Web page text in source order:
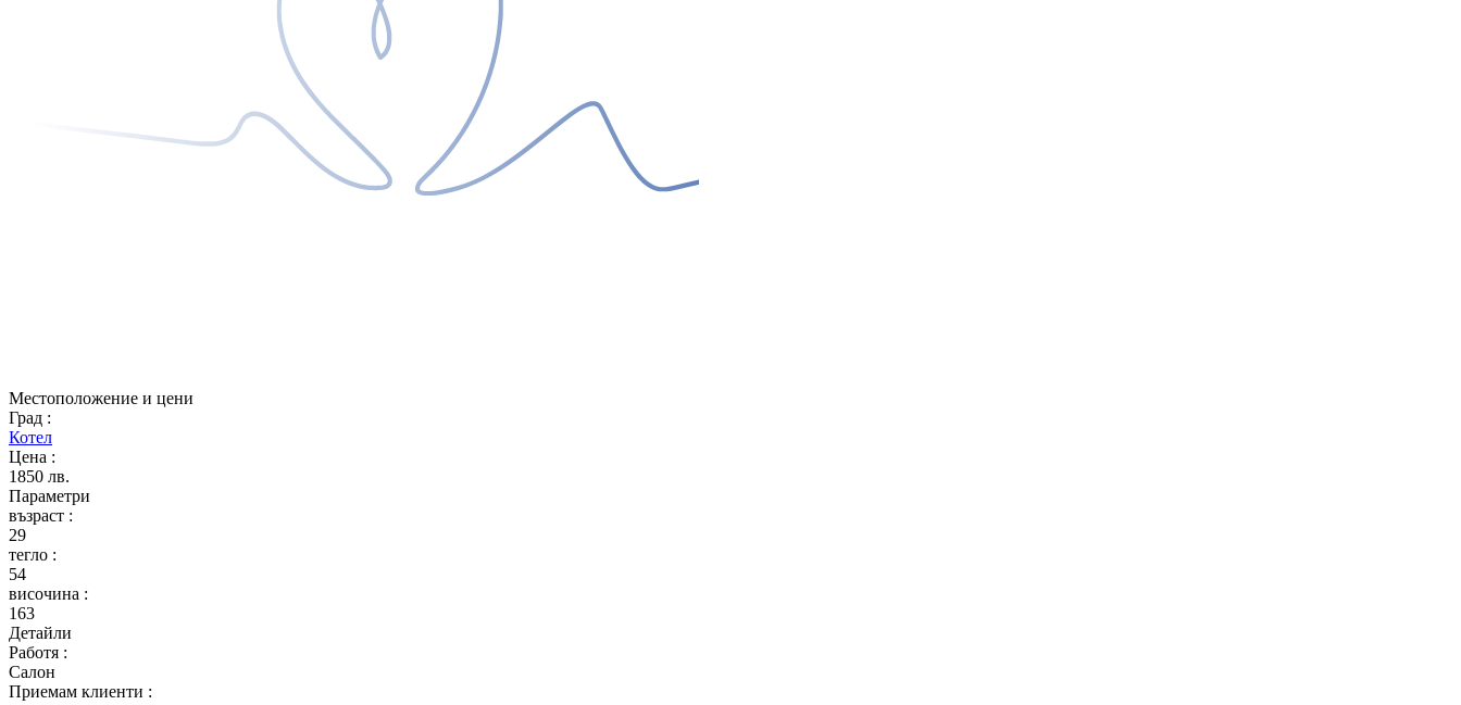
Местоположение и цени
Град :
Котел
Цена :
1850 лв.
Параметри
възраст :
29
тегло :
54
височина :
163
Детайли
Работя :
Салон
Приемам клиенти :